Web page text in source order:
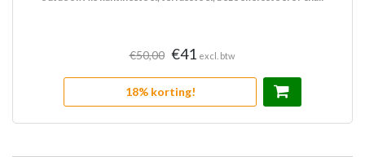
€50,00 €41 excl. btw
18% korting!